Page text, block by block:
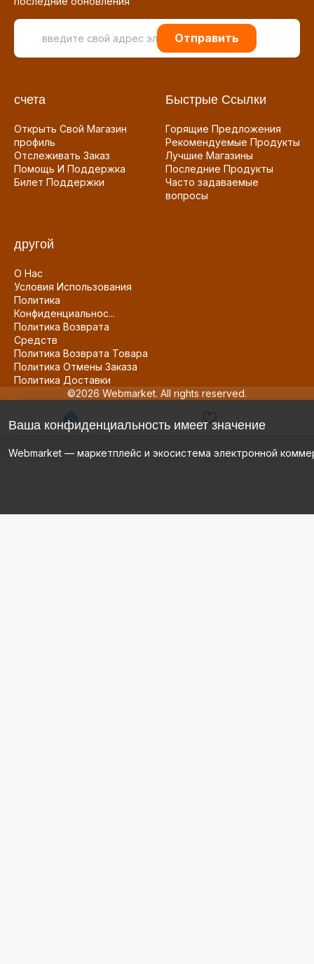
Отправить
счета
Открыть Свой Магазин
профиль
Отслеживать Заказ
Помощь И Поддержка
Билет Поддержки
Быстрые Ссылки
Горящие Предложения
Рекомендуемые Продукты
Лучшие Магазины
Последние Продукты
Часто задаваемые
вопросы
другой
О Нас
Условия Использования
Политика
Конфиденциальнос...
Политика Возврата
Средств
Политика Возврата Товара
Политика Отмены Заказа
Политика Доставки
©2026 Webmarket. All rights reserved.
Ваша конфиденциальность имеет значение
Webmarket — маркетплейс и экосистема электронной